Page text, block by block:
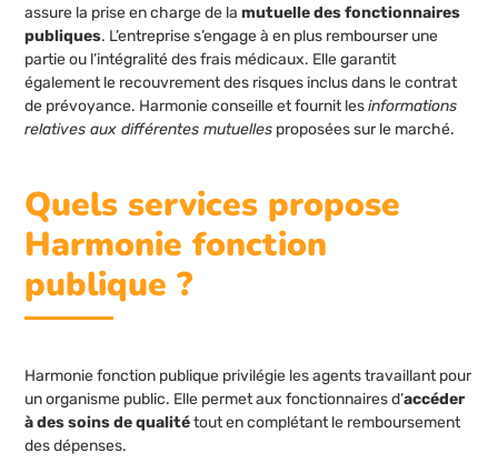
assure la prise en charge de lamutuelle des fonctionnaires
publiques. L’entreprise s’engage à en plus rembourser une
partie ou l’intégralité des frais médicaux. Elle garantit
également le recouvrement des risques inclus dans le contrat
de prévoyance. Harmonie conseille et fournit lesinformations
relatives aux différentes mutuelles proposées sur le marché.
Quels services propose
Harmonie fonction
publique ?
Harmonie fonction publique privilégie les agents travaillant pour
un organisme public. Elle permet aux fonctionnaires d’accéder
à des soins de qualitétout en complétant le remboursement
des dépenses.